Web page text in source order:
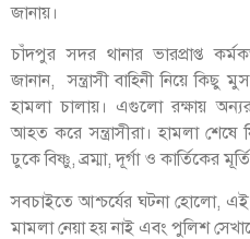
জানায়।
চাঁদপুর সদর থানার ভারপ্রাপ্ত
জানান, সন্ত্রাসী বাহিনী নিয়ে কিছু
হামলা চালায়। এগুলো রক্ষায়
আহত করে সন্ত্রাসীরা। হামলা শেষে
ঢুকে বিষ্ণু, ব্রম্মা, দূর্গা ও কার্তিকের
সবচাইতে আশ্চর্যের ঘটনা হোলো, এই
মামলা নেয়া হয় নাই এবং পুলিশ